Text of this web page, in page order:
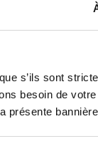
s’ils sont
besoin de
présente